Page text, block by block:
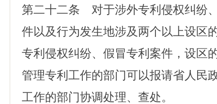
第二十二条 对于涉外专利侵权纠纷
件以及行为发生地涉及两个以上设区
专利侵权纠纷、假冒专利案件，设区
管理专利工作的部门可以报请省人民
工作的部门协调处理、查处。